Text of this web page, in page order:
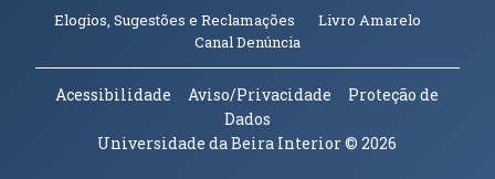
Elogios, Sugestões e Reclamações Livro Amarelo
Canal Denúncia(abre em nova janela)
Acessibilidade Aviso/Privacidade
Proteção de
Dados
Universidade da Beira Interior© 2026